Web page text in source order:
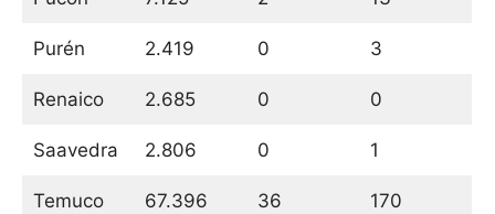
Purén 2.419 0 3
Renaico 2.685 0 0
Saavedra 2.806 0 1
Temuco 67.396 36 170